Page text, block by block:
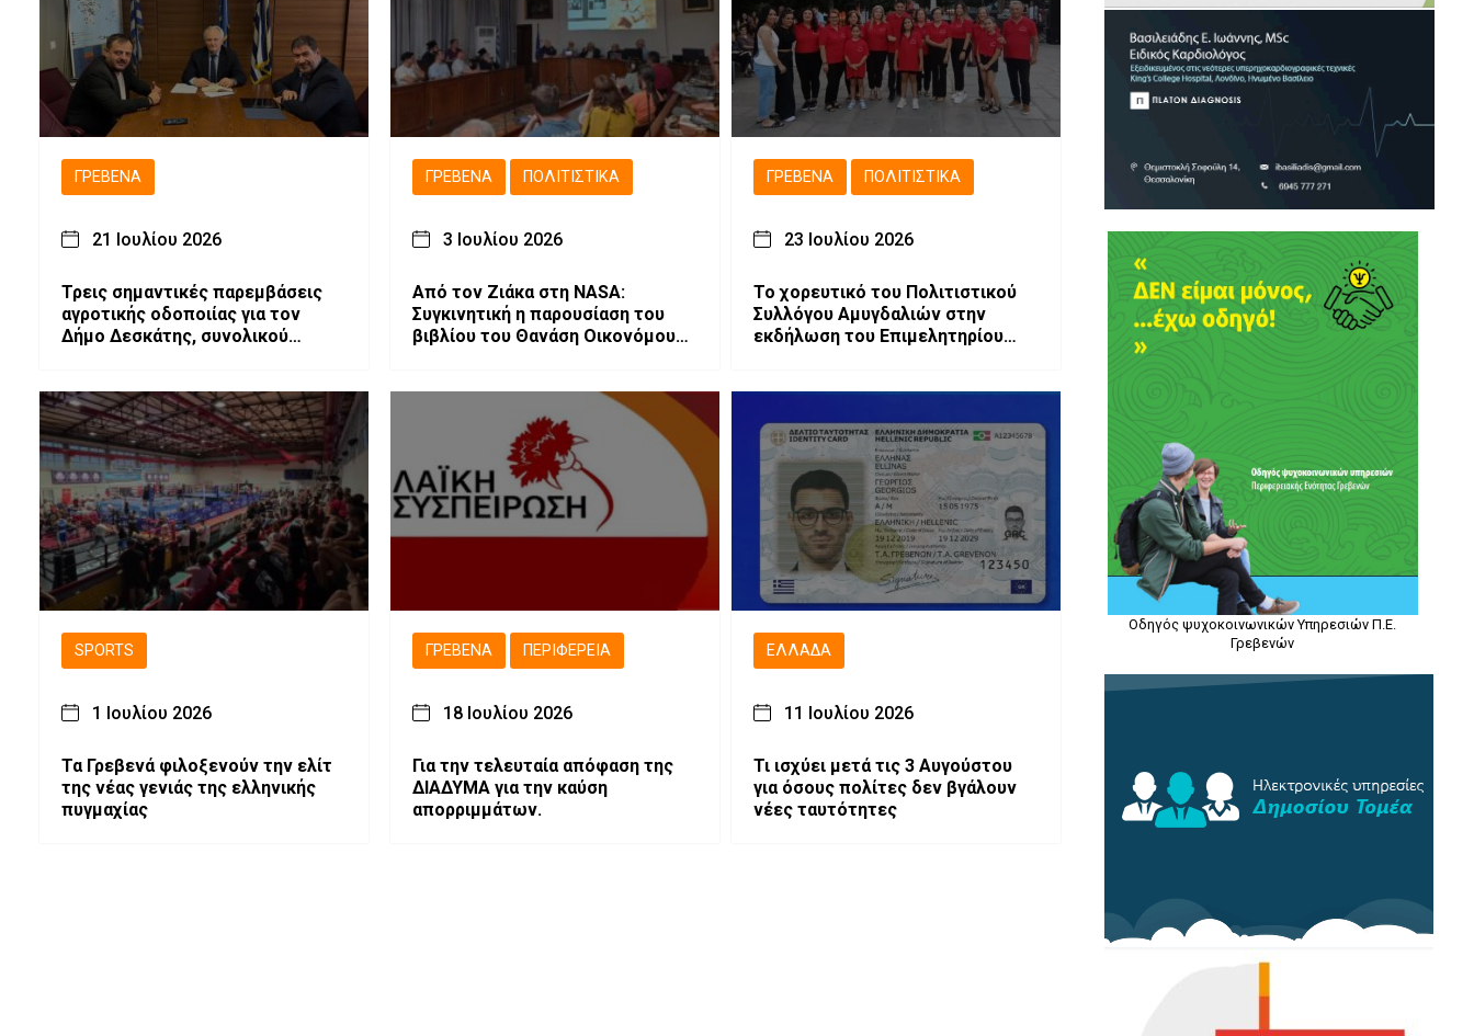
ΓΡΕΒΕΝΆ
21 Ιουλίου 2026
Τρεις σημαντικές παρεμβάσεις
αγροτικής οδοποιίας για τον
Δήμο Δεσκάτης, συνολικού
ΓΡΕΒΕΝΆ ΠΟΛΙΤΙΣΤΙΚΆ
3 Ιουλίου 2026
Από τον Ζιάκα στη NASA:
Συγκινητική η παρουσίαση του
βιβλίου του Θανάση Οικονόμου
ΓΡΕΒΕΝΆ ΠΟΛΙΤΙΣΤΙΚΆ
23 Ιουλίου 2026
Το χορευτικό του Πολιτιστικού
Συλλόγου Αμυγδαλιών στην
εκδήλωση του Επιμελητηρίου
SPORTS
1 Ιουλίου 2026
Τα Γρεβενά φιλοξενούν την ελίτ
της νέας γενιάς της ελληνικής
πυγμαχίας
ΓΡΕΒΕΝΆ ΠΕΡΙΦΈΡΕΙΑ
18 Ιουλίου 2026
Για την τελευταία απόφαση της
ΔΙΑΔΥΜΑ για την καύση
απορριμμάτων.
ΕΛΛΆΔΑ
11 Ιουλίου 2026
Τι ισχύει μετά τις 3 Αυγούστου
για όσους πολίτες δεν βγάλουν
νέες ταυτότητες
Οδηγός ψυχοκοινωνικών Υπηρεσιών Π.Ε.
Γρεβενών